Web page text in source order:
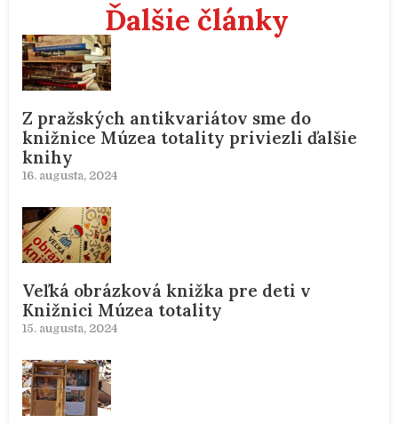
Ďalšie články
Z pražských antikvariátov sme do
knižnice Múzea totality priviezli ďalšie
knihy
16. augusta, 2024
Veľká obrázková knižka pre deti v
Knižnici Múzea totality
15. augusta, 2024